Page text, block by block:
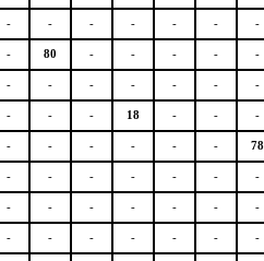
- - - - - - -
- 80 - - - - -
- - - - - - -
- - - 18 - - -
- - - - - - 78
- - - - - - -
- - - - - - -
- - - - - - -